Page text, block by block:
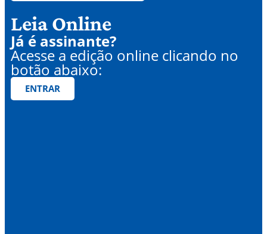
Leia Online
Já é assinante?
Acesse a edição online clicando no
botão abaixo:
ENTRAR